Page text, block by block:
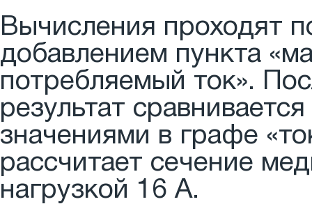
Вычисления проходят
добавлением пункта
потребляемый ток».
результат
значениями в графе
рассчитает сечение
нагрузкой 16 А.